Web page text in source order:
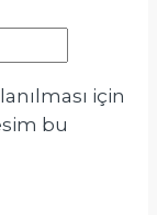
için
bu